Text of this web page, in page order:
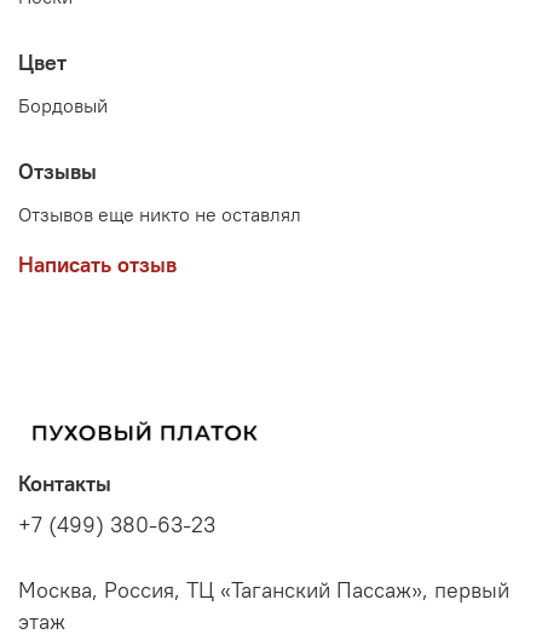
Цвет
Бордовый
Отзывы
Отзывов еще никто не оставлял
Написать отзыв
Контакты
+7 (499) 380-63-23
Москва, Россия, ТЦ «Таганский Пассаж», первый
этаж